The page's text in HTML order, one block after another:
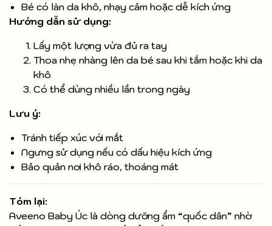
Bé có làn da khô, nhạy cảm hoặc dễ kích ứng
Hướng dẫn sử dụng:
Lấy một lượng vừa đủ ra tay
Thoa nhẹ nhàng lên da bé sau khi tắm hoặc khi da
khô
Có thể dùng nhiều lần trong ngày
Lưu ý:
Tránh tiếp xúc với mắt
Ngưng sử dụng nếu có dấu hiệu kích ứng
Bảo quản nơi khô ráo, thoáng mát
Tóm lại:
Aveeno Baby Úc là dòng dưỡng ẩm “quốc dân” nhờ